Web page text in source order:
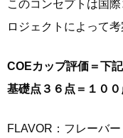
このコンセプトは国
ロジェクトによって考
COEカップ評価＝下
基礎点３６点＝１００
FLAVOR：フレーバー